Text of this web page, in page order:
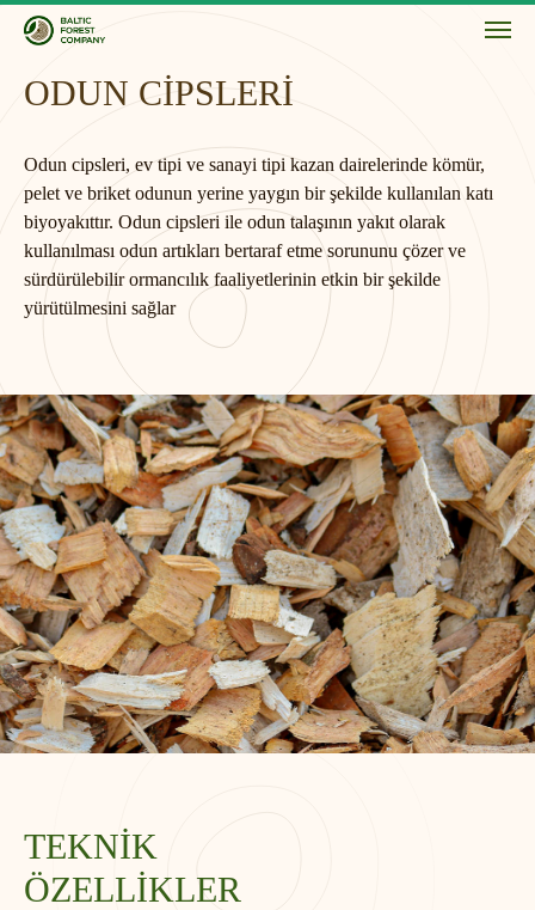
ODUN CİPSLERİ
Odun cipsleri, ev tipi ve sanayi tipi kazan dairelerinde kömür,
pelet ve briket odunun yerine yaygın bir şekilde kullanılan katı
biyoyakıttır. Odun cipsleri ile odun talaşının yakıt olarak
kullanılması odun artıkları bertaraf etme sorununu çözer ve
sürdürülebilir ormancılık faaliyetlerinin etkin bir şekilde
yürütülmesini sağlar
TEKNİK
ÖZELLİKLER